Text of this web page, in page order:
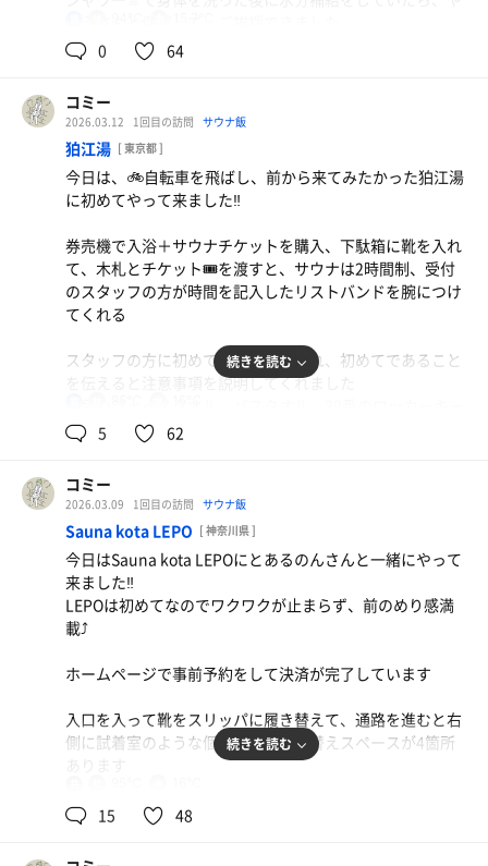
サウナ合間だったので濃い味が五臓六腑に染み渡っ
た、ちょっと贅沢しちゃった
とすると、露天の炭酸泉に浸かっていた人から、『お客さ
ん、電子機器は使用禁止だよ』と言われたので『分かりま
した』と言って時計を外していざサウナ室へ‼️
★サウナ
サ室の上部はタイル奥側に加湿機能が付いた遠赤外線ヒー
ターにが設置されています
座面は3段式、上段になると座面の奥行きが浅い
座面すぐ上の壁は木材で背もたれ部分に2本の板があり、
とても印象的で、そこに背中をつけた時に自分もその時を
刻めたように感じて嬉しくなってまし
★水風呂
同時に3人位が入れるくらいの広さ、深さは浅め
れます
★ととのいスペース
露天のスペースにインフィニティチェアが3脚、イス🪑が4
脚
木製の格子状の庇がありがあり、太陽の位置により日差し
が出たり遮られたり変化
★露天のスペース
コンフォートサウナを充分満喫することができました‼️
もう一つ、音がありました、セルフロウリュのジュワッと
身体に熱が行き渡ったところで、温泉を冷やしたプールド
状の水風呂💧にドボンと浸かる、とろとろした肌触りの柔
らかい水、音は水風呂に注ぎ込む水の音
いつもは声を出さないようにしているけれど、屋外だから
後押しされるのか、はぁ〜と声のような深い息を自然と吐
いていた
深い息を吐くと気持ちも落ち着き、スッキリできることを
知り、心に溜まったモヤモヤが息と共に身体から抜けてい
ったのだろう😌
足先に感じるそよ風、夕方になり段々と外気の温度は下が
暖かさを求めて再びサ室へ
ストーブの中の赤ではなく黄色の入ったオレンジ色に近い
炎🔥を見て、暖かさを感じるとホッとする
時間は止まる無音の世界🌎
まれ、🪵薪の🔥燃える香ばしい香りを鼻から伝わって口か
ロウリュ後、ちょっとイタズラ気味にタオルで撹拌してみ
る、良いっすよなんて言われて調子に乗ってしまえる
そんな遊び心も満たされちゃうのもLEPOならなのではな
いだろうか
やっぱり偶然ってめっちゃ嬉しい
いざサウナ室へ‼️
1段目を確保してアタランドさんの『〜尾崎アタカ〜』ス
ピカーから流れ出てくるあの歌に、音量やサ室内での音の
響き方に感動🥺、そして歌詞も今の気持ちに沁みてきて、
うるっときてしまった
アチアチ熱波🌪️もバイク🏍️のマフラーに模したブロアーも
凝っていて、沈んだ気持ちだったけれど笑顔になることが
できました
完走はできなかったのですが、とても楽しい演目でした♪
水風呂💧は前を見ながら無心で浸かり、長めに
抜いてリラックスの状態にするとふわっとしてきます、そ
休憩後にアタさんに良い顔になりましたねと優しい声かけ
をしてもら愛ことができました、言葉で上手く表現できな
い喜びが湧いてきて、前に押してもらえた気がしました！
今日は終始2段目に座りました、サ室は湿度高めで汗💦が
すぐに流れ始める感じでした
寝不足のせいか、心拍数の上昇が早く5分位で、150超え
いつも感じることなのだけれどサウナは気持ちや体調にす
ごく影響を受けるものだと改めて実感
今日のサ活は5セット
0 64
コミー
2026.03.12 1回目の訪問 サウナ飯
狛江湯 [ 東京都 ]
今日は、🚲自転車を飛ばし、前から来てみたかった狛江湯
に初めてやって来ました‼️
券売機で入浴＋サウナチケットを購入、下駄箱に靴を入れ
て、木札とチケット🎟️を渡すと、サウナは2時間制、受付
のスタッフの方が時間を記入したリストバンドを腕につけ
てくれる
スタッフの方に初めてであるか聞かれ、初めてであること
を伝えると注意事項を説明してくれました
🗝️を受け取ります
脱衣室に行くと、薄水色のロッカー、数字のフォントがと
ても印象的、準備を済ませて、ガラスの引戸をスライドし
て浴室へ！
壁は薄緑色のタイル張り、天井は濃い青色、その間にコン
クリートの打ちっぱなし部分を残しているデザイン、粋を
感じました
カランには黄色い椅子と洗面器が置いてあります
シャワー🚿は仕切壁にあり、壁上部のハンドルを手前に倒
してお湯が出てくる方式
続きを読む
5 62
コミー
2026.03.09 1回目の訪問 サウナ飯
Sauna kota LEPO [ 神奈川県 ]
今日はSauna kota LEPOにとあるのんさんと一緒にやって
来ました‼️
LEPOは初めてなのでワクワクが止まらず、前のめり感満
載⤴️
ホームページで事前予約をして決済が完了しています
入口を入って靴をスリッパに履き替えて、通路を進むと右
側に試着室のような個室タイプの着替えスペースが4箇所
脱いだ服を入れるカゴがあるので、カゴと一緒に着替えス
続きを読む
15 48